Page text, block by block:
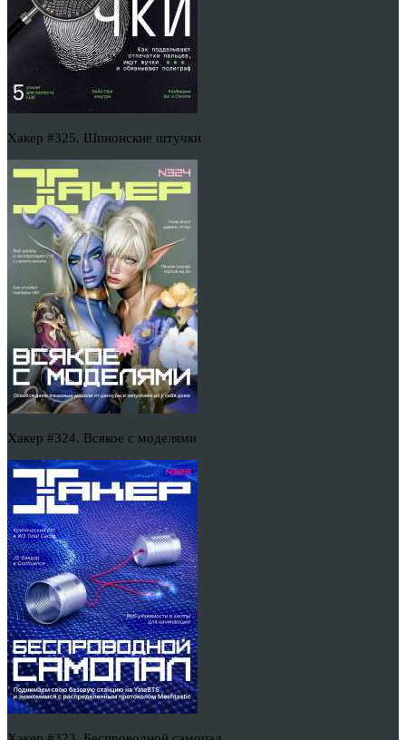
Хакер #325. Шпионские штучки
Хакер #324. Всякое с моделями